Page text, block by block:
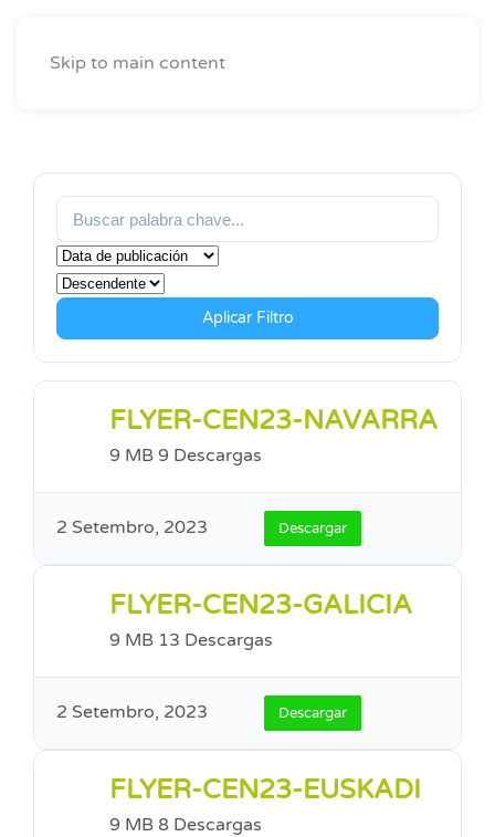
Skip to main content
Aplicar Filtro
FLYER-CEN23-NAVARRA
9 MB 9 Descargas
2 Setembro, 2023 Descargar
FLYER-CEN23-GALICIA
9 MB 13 Descargas
2 Setembro, 2023 Descargar
FLYER-CEN23-EUSKADI
9 MB 8 Descargas